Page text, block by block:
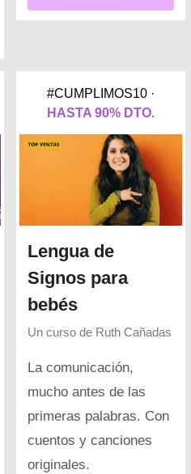
#CUMPLIMOS10 ·
HASTA 90% DTO.
Lengua de
Signos para
bebés
Un curso de Ruth Cañadas
La comunicación,
mucho antes de las
primeras palabras. Con
cuentos y canciones
originales.